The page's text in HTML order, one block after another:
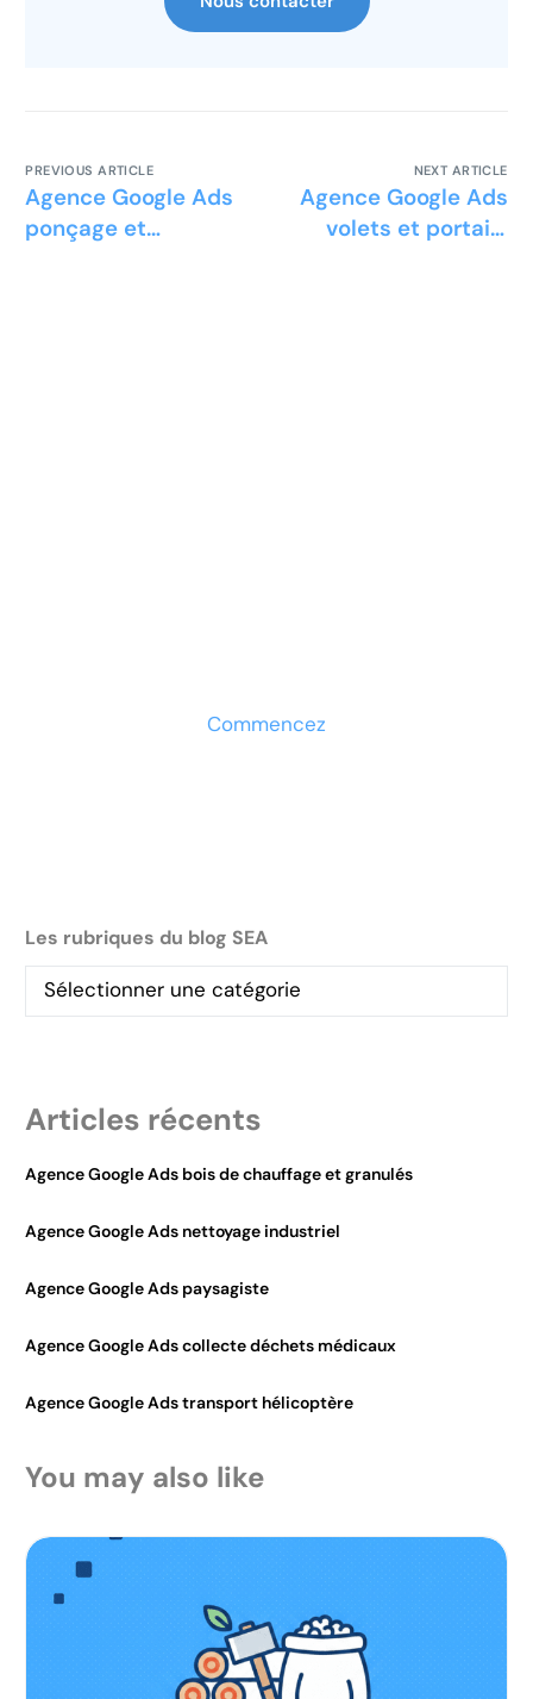
PREVIOUS ARTICLE
Agence Google Ads
ponçage et
NEXT ARTICLE
Agence Google Ads
volets et portails
Commencez
Les rubriques du blog SEA
Articles récents
Agence Google Ads bois de chauffage et granulés
Agence Google Ads nettoyage industriel
Agence Google Ads paysagiste
Agence Google Ads collecte déchets médicaux
Agence Google Ads transport hélicoptère
You may also like